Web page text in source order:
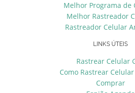
Melhor Programa de
Melhor Rastreador
Rastreador Celular
LINKS ÚTEIS
Rastrear Celular
Como Rastrear
Comprar